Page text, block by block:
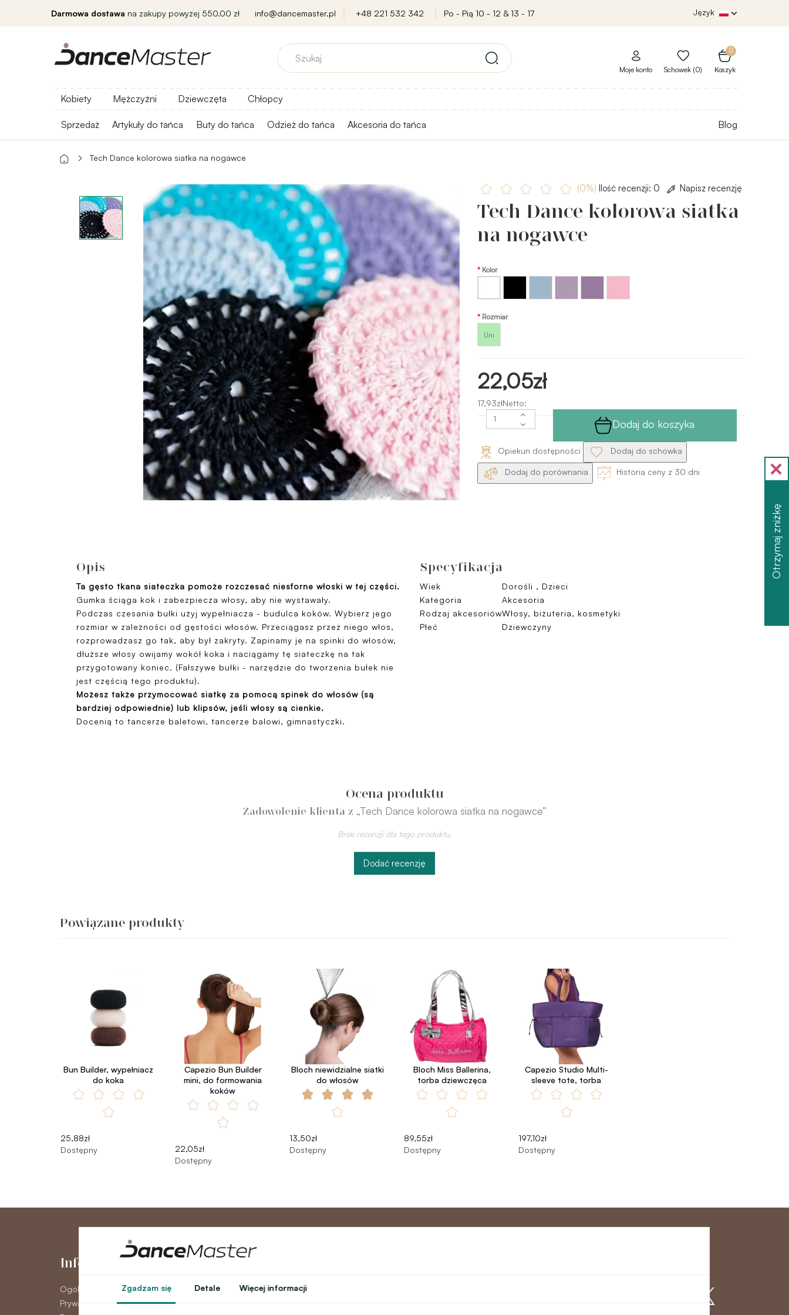
Zgadzam się Detale Więcej informacji
Darmowa dostawa na zakupy powyżej 550.00 zł info@dancemaster.pl +48 221 532 342 Po - Pią 10 - 12 & 13 - 17 Język
0
Koszyk
Moje konto Schowek (0)
Kobiety Mężczyźni Dziewczęta Chłopcy
Sprzedaż Artykuły do ​​tańca Buty do tańca Odzież do tańca Akcesoria do tańca Blog
Tech Dance kolorowa siatka na nogawce
(0%) Ilość recenzji: 0 Napisz recenzję
Tech Dance kolorowa siatka
na nogawce
Kolor
blue
lavender pink
Rozmiar
Uni
22,05zł
17,93złNetto:
Dodaj do koszyka
Opiekun dostępności Dodaj do schowka
Dodaj do porównania Historia ceny z 30 dni
Opis
Ta gęsto tkana siateczka pomoże rozczesać niesforne włoski w tej części.
Gumka ściąga kok i zabezpiecza włosy, aby nie wystawały.
Podczas czesania bułki użyj wypełniacza - budulca koków. Wybierz jego
rozmiar w zależności od gęstości włosów. Przeciągasz przez niego włos,
rozprowadzasz go tak, aby był zakryty. Zapinamy je na spinki do włosów,
dłuższe włosy owijamy wokół koka i naciągamy tę siateczkę na tak
przygotowany koniec. (Fałszywe bułki - narzędzie do tworzenia bułek nie
jest częścią tego produktu).
Możesz także przymocować siatkę za pomocą spinek do włosów (są
bardziej odpowiednie) lub klipsów, jeśli włosy są cienkie.
Docenią to tancerze baletowi, tancerze balowi, gimnastyczki.
Specyfikacja
Wiek
Dorośli , Dzieci
Kategoria
Akcesoria
Rodzaj akcesoriówWłosy, biżuteria, kosmetyki
Płeć
Dziewczyny
Ocena produktu
Zadowolenie klienta z „Tech Dance kolorowa siatka na nogawce”
Brak recenzji dla tego produktu.
Dodać recenzję
Powiązane produkty
Bun Builder, wypełniacz
do koka
25,88zł
Dostępny
Capezio Bun Builder
mini, do formowania
koków
22,05zł
Dostępny
Bloch niewidzialne siatki
do włosów
13,50zł
Dostępny
Bloch Miss Ballerina,
torba dziewczęca
89,55zł
Dostępny
Capezio Studio Multi-
sleeve tote, torba
197,10zł
Dostępny
Informacje
Ogólne warunki
Prywatność GDPR
Moje konto
Historia zamówień
partnerski
Program lojalnościowy
text_faq
Otrzymaj zniżkę